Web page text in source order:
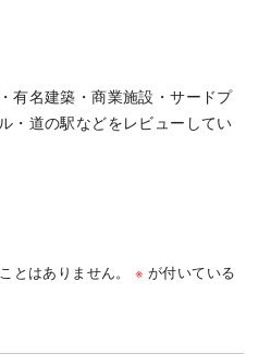
有名建築・商業施設・サードプ
・道の駅などをレビューしてい
とはありません。 ※ が付いている